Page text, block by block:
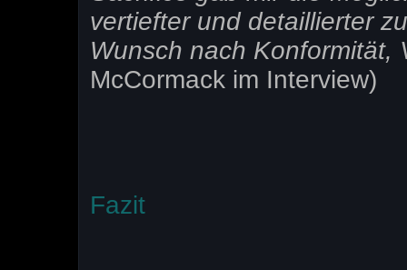
vertiefter und detaillierter
Wunsch nach Konformität,
McCormack im Interview)
Fazit